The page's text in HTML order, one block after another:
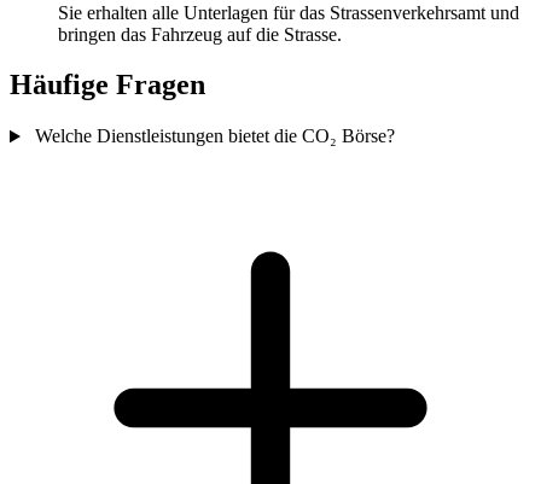
Sie erhalten alle Unterlagen für das Strassenverkehrsamt und
bringen das Fahrzeug auf die Strasse.
Häufige Fragen
Welche Dienstleistungen bietet die CO₂ Börse?